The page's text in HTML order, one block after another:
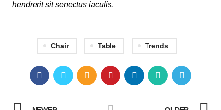
hendrerit sit senectus iaculis.
Chair Table Trends